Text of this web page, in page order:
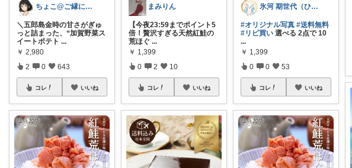
ちょこ@ご縁に感謝致します💗
＼五郎島金時の甘さがぎゅ
っと詰まった、“加賀野菜ス
イートポテト ...
￥ 2,980
2 0 643
コレ いいね
まみりん
​【今夜23:59までポイント5
倍！贅沢すぎる天然紅鮭の
荒ほぐ ...
￥ 1,399
0 2 10
コレ いいね
氷河 期世代（ひょうが きせよ）感謝♡
#オリジナル写真 #送料無料
#リピ買い 選べる 2点で 10
...
￥ 1,399
0 0 53
コレ いいね